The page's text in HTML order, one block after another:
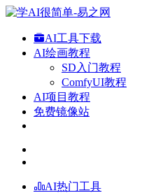
AI工具下载
AI绘画教程
SD入门教程
ComfyUI教程
AI项目教程
免费镜像站
AI热门工具